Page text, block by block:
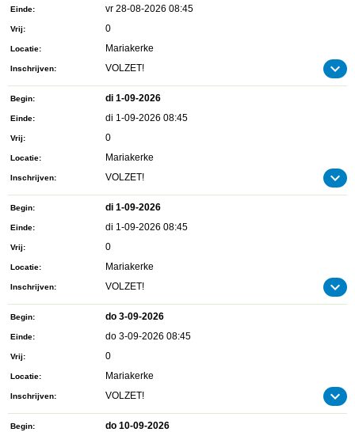
Einde vr 28-08-2026 08:45
Vrij 0
Locatie Mariakerke
Inschrijven VOLZET!
Begin di 1-09-2026
Einde di 1-09-2026 08:45
Vrij 0
Locatie Mariakerke
Inschrijven VOLZET!
Begin di 1-09-2026
Einde di 1-09-2026 08:45
Vrij 0
Locatie Mariakerke
Inschrijven VOLZET!
Begin do 3-09-2026
Einde do 3-09-2026 08:45
Vrij 0
Locatie Mariakerke
Inschrijven VOLZET!
Begin do 10-09-2026